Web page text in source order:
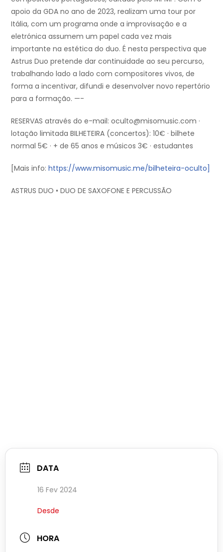
apoio da GDA no ano de 2023, realizam uma tour por
Itália, com um programa onde a improvisação e a
eletrónica assumem um papel cada vez mais
importante na estética do duo. É nesta perspectiva que
Astrus Duo pretende dar continuidade ao seu percurso,
trabalhando lado a lado com compositores vivos, de
forma a incentivar, difundi e desenvolver novo repertório
para a formação. —-
RESERVAS através do e-mail: oculto@misomusic.com ·
lotação limitada BILHETEIRA (concertos): 10€ · bilhete
normal 5€ · + de 65 anos e músicos 3€ · estudantes
[Mais info: https://www.misomusic.me/bilheteira-oculto]
ASTRUS DUO • DUO DE SAXOFONE E PERCUSSÃO
DATA
16 Fev 2024
Desde
HORA